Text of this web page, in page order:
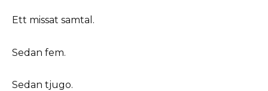
Ett missat samtal.
Sedan fem.
Sedan tjugo.